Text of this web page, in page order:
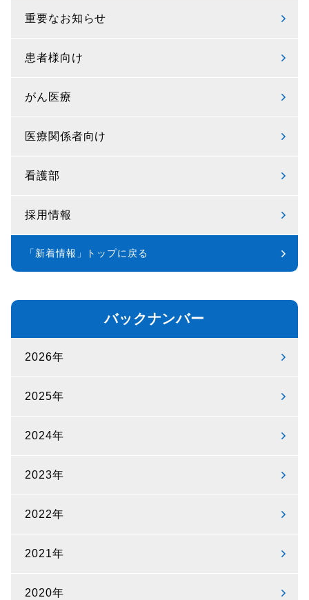
重要なお知らせ
患者様向け
がん医療
医療関係者向け
看護部
採用情報
「新着情報」トップに戻る
バックナンバー
2026年
2025年
2024年
2023年
2022年
2021年
2020年